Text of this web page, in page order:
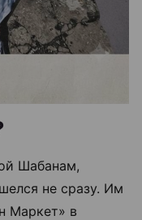
Шабанам,
не сразу. Им
Маркет» в